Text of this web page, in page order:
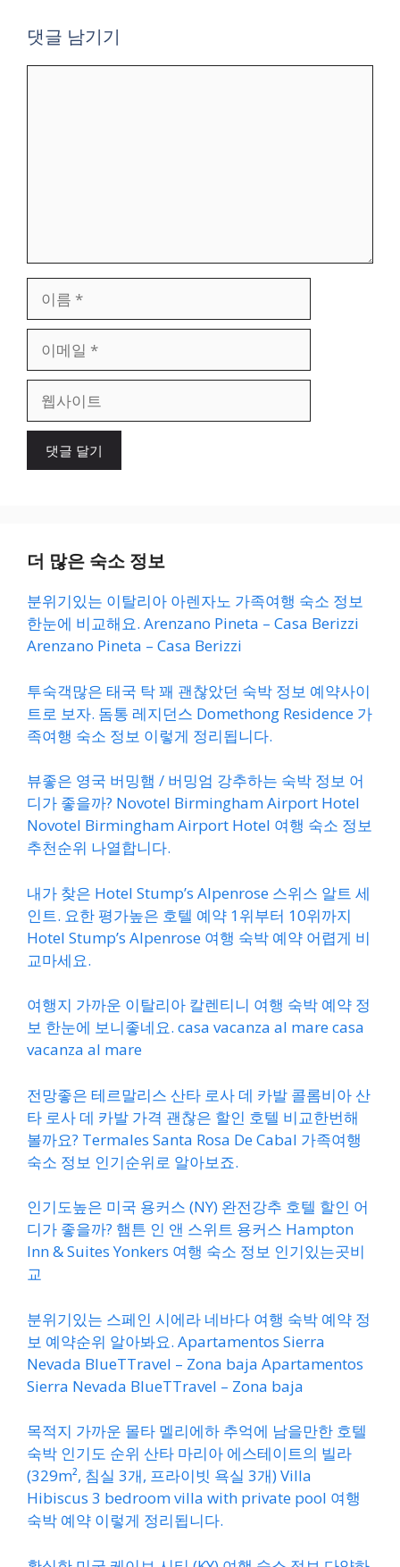
댓글 남기기
일
이
더 많은 숙소 정보
분위기있는 이탈리아 아렌자노 가족여행 숙소 정보
한눈에 비교해요. Arenzano Pineta – Casa Berizzi
Arenzano Pineta – Casa Berizzi
투숙객많은 태국 탁 꽤 괜찮았던 숙박 정보 예약사이
트로 보자. 돔통 레지던스 Domethong Residence 가
족여행 숙소 정보 이렇게 정리됩니다.
뷰좋은 영국 버밍햄 / 버밍엄 강추하는 숙박 정보 어
디가 좋을까? Novotel Birmingham Airport Hotel
Novotel Birmingham Airport Hotel 여행 숙소 정보
추천순위 나열합니다.
내가 찾은 Hotel Stump’s Alpenrose 스위스 알트 세
인트. 요한 평가높은 호텔 예약 1위부터 10위까지
Hotel Stump’s Alpenrose 여행 숙박 예약 어렵게 비
교마세요.
여행지 가까운 이탈리아 칼렌티니 여행 숙박 예약 정
보 한눈에 보니좋네요. casa vacanza al mare casa
vacanza al mare
전망좋은 테르말리스 산타 로사 데 카발 콜롬비아 산
타 로사 데 카발 가격 괜찮은 할인 호텔 비교한번해
볼까요? Termales Santa Rosa De Cabal 가족여행
숙소 정보 인기순위로 알아보죠.
인기도높은 미국 용커스 (NY) 완전강추 호텔 할인 어
디가 좋을까? 햄튼 인 앤 스위트 용커스 Hampton
Inn & Suites Yonkers 여행 숙소 정보 인기있는곳비
교
분위기있는 스페인 시에라 네바다 여행 숙박 예약 정
보 예약순위 알아봐요. Apartamentos Sierra
Nevada BlueTTravel – Zona baja Apartamentos
Sierra Nevada BlueTTravel – Zona baja
목적지 가까운 몰타 멜리에하 추억에 남을만한 호텔
숙박 인기도 순위 산타 마리아 에스테이트의 빌라
(329m², 침실 3개, 프라이빗 욕실 3개) Villa
Hibiscus 3 bedroom villa with private pool 여행
숙박 예약 이렇게 정리됩니다.